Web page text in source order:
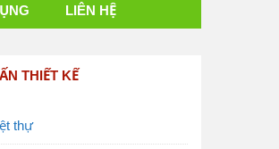
LIÊN HỆ
THIẾT KẾ
thự